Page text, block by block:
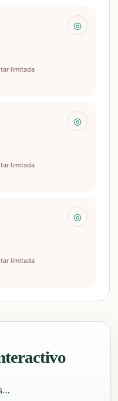
◎
limitada
◎
limitada
◎
limitada